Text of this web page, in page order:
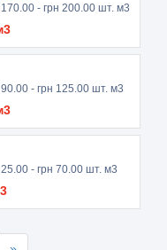
170.00 - грн 200.00 шт. м3
90.00 - грн 125.00 шт. м3
25.00 - грн 70.00 шт. м3